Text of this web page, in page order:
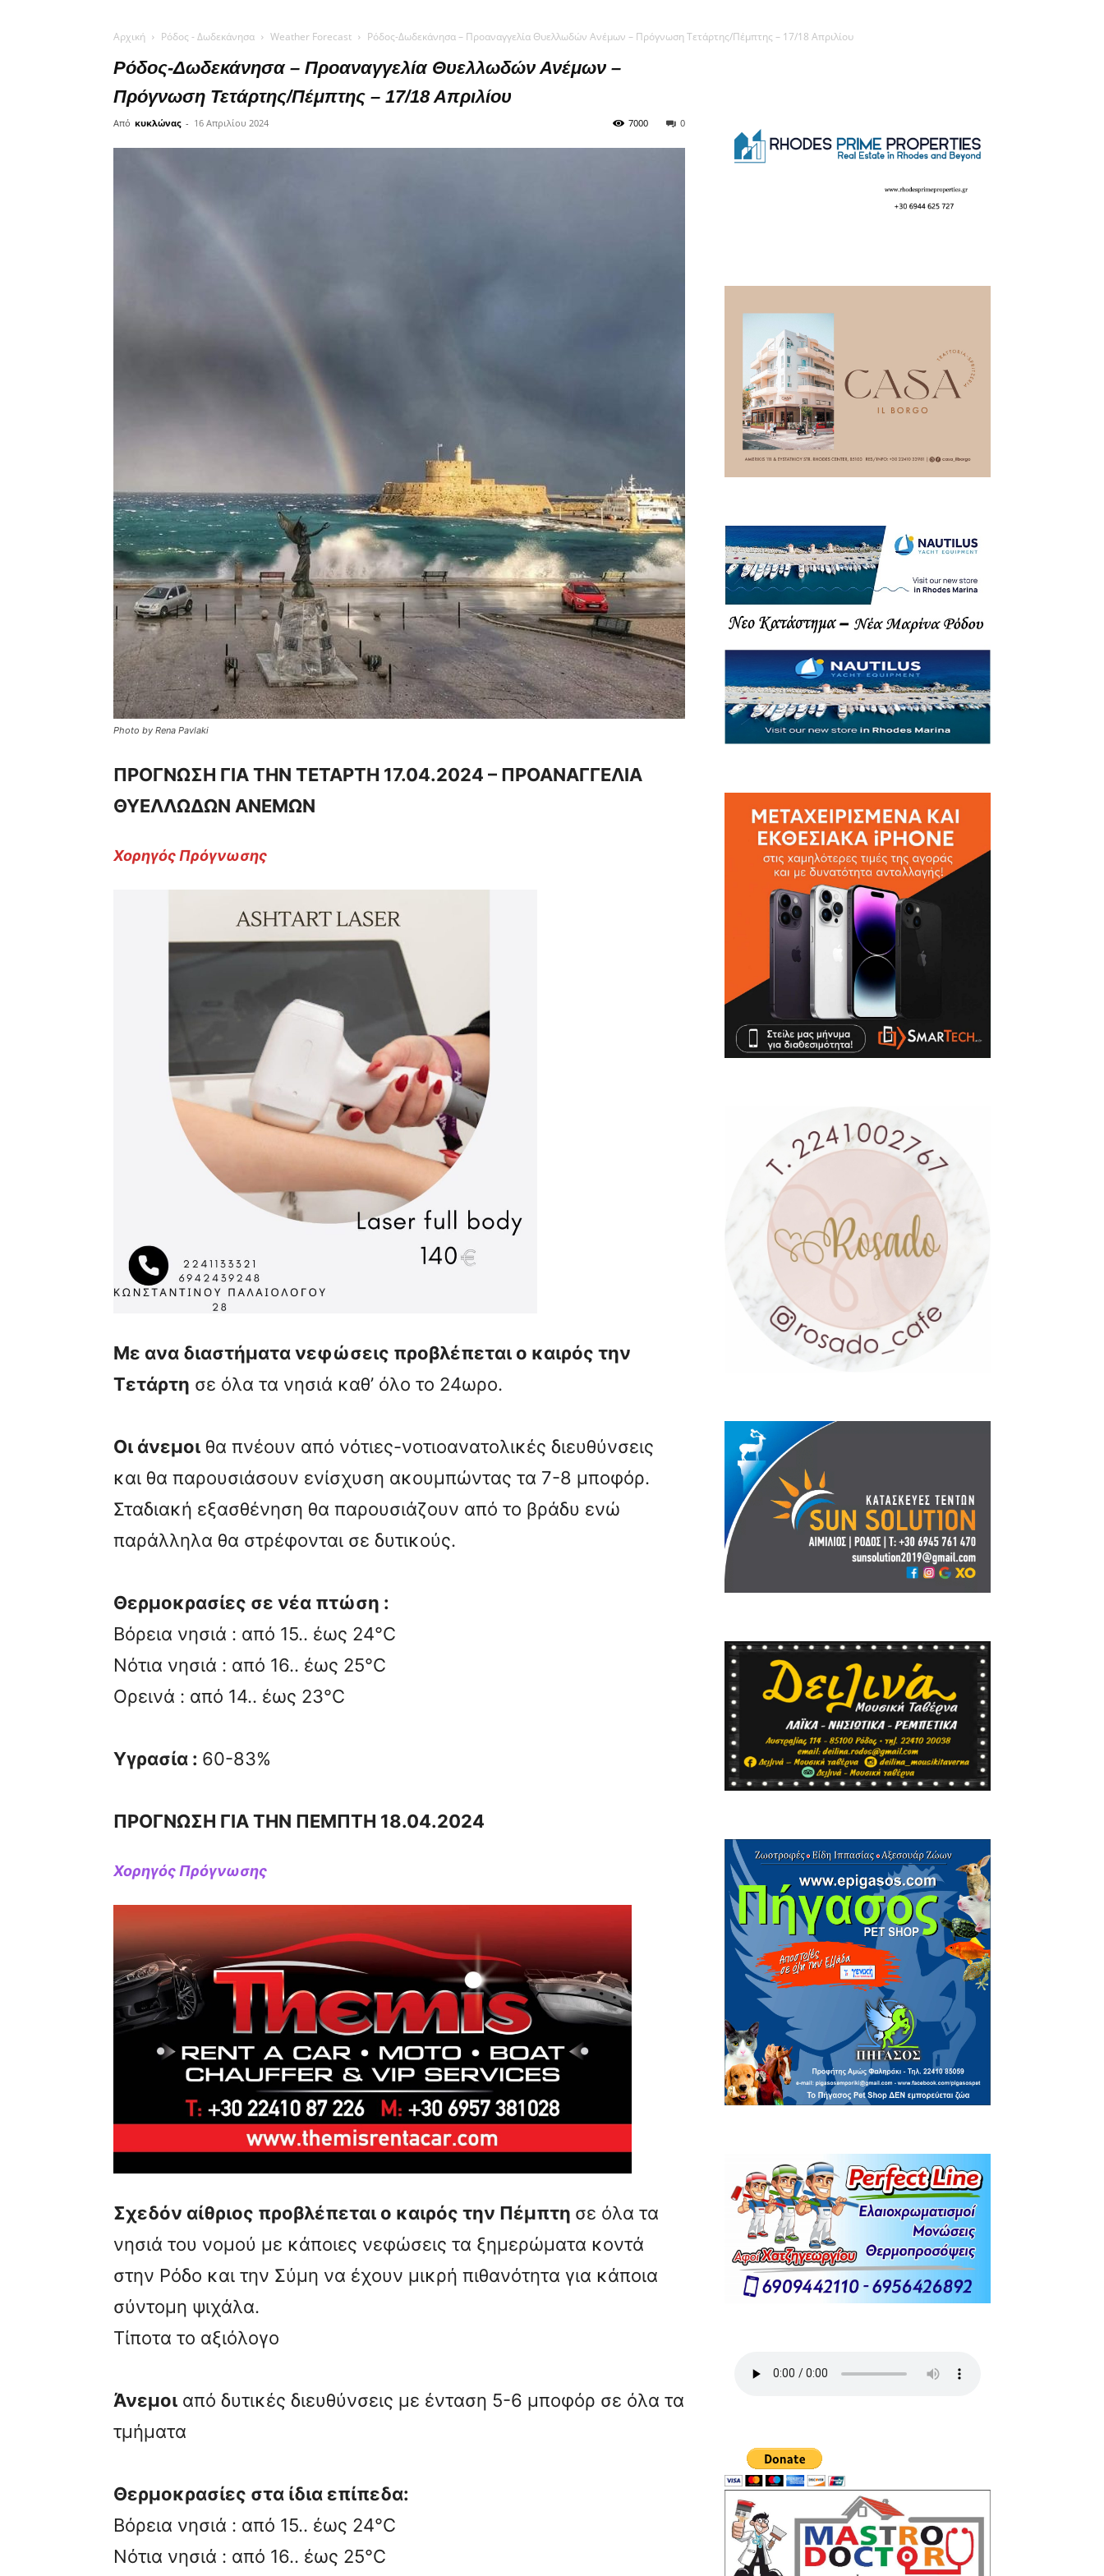
Αρχική Ρόδος - Δωδεκάνησα Weather Forecast Ρόδος-Δωδεκάνησα – Προαναγγελία Θυελλωδών Ανέμων – Πρόγνωση Τετάρτης/Πέμπτης – 17/18 Απριλίου
Ρόδος-Δωδεκάνησα – Προαναγγελία Θυελλωδών Ανέμων –
Πρόγνωση Τετάρτης/Πέμπτης – 17/18 Απριλίου
Από κυκλώνας - 16 Απριλίου 2024 0
7000
Photo by Rena Pavlaki
ΠΡΟΓΝΩΣΗ ΓΙΑ ΤΗΝ ΤΕΤΑΡΤΗ 17.04.2024 – ΠΡΟΑΝΑΓΓΕΛΙΑ
ΘΥΕΛΛΩΔΩΝ ΑΝΕΜΩΝ
Χορηγός Πρόγνωσης
Με ανα διαστήματα νεφώσεις προβλέπεται ο καιρός την
Τετάρτη σε όλα τα νησιά καθ’ όλο το 24ωρο.
Οι άνεμοι θα πνέουν από νότιες-νοτιοανατολικές διευθύνσεις
και θα παρουσιάσουν ενίσχυση ακουμπώντας τα 7-8 μποφόρ.
Σταδιακή εξασθένηση θα παρουσιάζουν από το βράδυ ενώ
παράλληλα θα στρέφονται σε δυτικούς.
Θερμοκρασίες σε νέα πτώση :
Βόρεια νησιά : από 15.. έως 24°C
Νότια νησιά : από 16.. έως 25°C
Ορεινά : από 14.. έως 23°C
Υγρασία : 60-83%
ΠΡΟΓΝΩΣΗ ΓΙΑ ΤΗΝ ΠΕΜΠΤΗ 18.04.2024
Χορηγός Πρόγνωσης
Σχεδόν αίθριος προβλέπεται ο καιρός την Πέμπτη σε όλα τα
νησιά του νομού με κάποιες νεφώσεις τα ξημερώματα κοντά
στην Ρόδο και την Σύμη να έχουν μικρή πιθανότητα για κάποια
σύντομη ψιχάλα.
Τίποτα το αξιόλογο
Άνεμοι από δυτικές διευθύνσεις με ένταση 5-6 μποφόρ σε όλα τα
τμήματα
Θερμοκρασίες στα ίδια επίπεδα:
Βόρεια νησιά : από 15.. έως 24°C
Νότια νησιά : από 16.. έως 25°C